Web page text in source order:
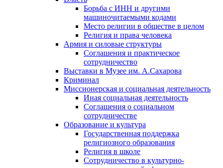
Борьба с ИНН и другими
машиночитаемыми кодами
Место религии в обществе в целом
Религия и права человека
Армия и силовые структуры
Соглашения и практическое
сотрудничество
Выставки в Музее им. А.Сахарова
Криминал
Миссионерская и социальная деятельность
Иная социальная деятельность
Соглашения о социальном
сотрудничестве
Образование и культура
Государственная поддержка
религиозного образования
Религия в школе
Сотрудничество в культурно-